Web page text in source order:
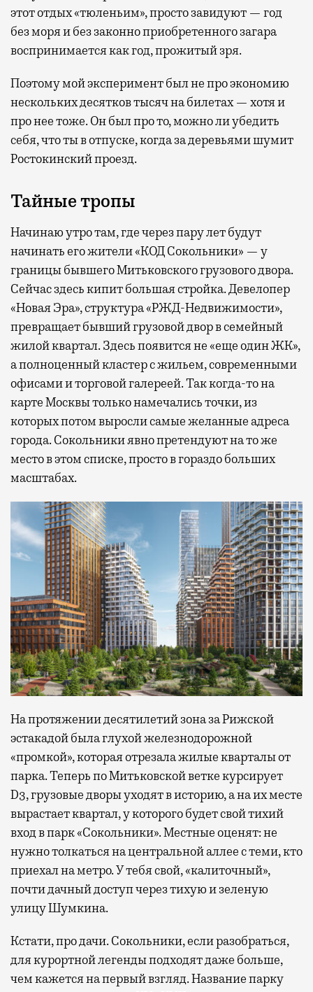
этот отдых «тюленьим», просто завидуют — год
без моря и без законно приобретенного загара
воспринимается как год, прожитый зря.
Поэтому мой эксперимент был не про экономию
нескольких десятков тысяч на билетах — хотя и
про нее тоже. Он был про то, можно ли убедить
себя, что ты в отпуске, когда за деревьями шумит
Ростокинский проезд.
Тайные тропы
Начинаю утро там, где через пару лет будут
начинать его жители «КОД Сокольники» — у
границы бывшего Митьковского грузового двора.
Сейчас здесь кипит большая стройка. Девелопер
«Новая Эра», структура «РЖД-Недвижимости»,
превращает бывший грузовой двор в семейный
жилой квартал. Здесь появится не «еще один ЖК»,
а полноценный кластер с жильем, современными
офисами и торговой галереей. Так когда-то на
карте Москвы только намечались точки, из
которых потом выросли самые желанные адреса
города. Сокольники явно претендуют на то же
место в этом списке, просто в гораздо больших
масштабах.
На протяжении десятилетий зона за Рижской
эстакадой была глухой железнодорожной
«промкой», которая отрезала жилые кварталы от
парка. Теперь по Митьковской ветке курсирует
D3, грузовые дворы уходят в историю, а на их месте
вырастает квартал, у которого будет свой тихий
вход в парк «Сокольники». Местные оценят: не
нужно толкаться на центральной аллее с теми, кто
приехал на метро. У тебя свой, «калиточный»,
почти дачный доступ через тихую и зеленую
улицу Шумкина.
Кстати, про дачи. Сокольники, если разобраться,
для курортной легенды подходят даже больше,
чем кажется на первый взгляд. Название парку